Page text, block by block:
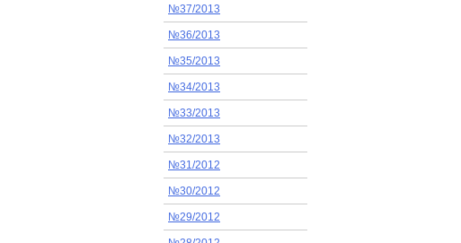
№37/2013
№36/2013
№35/2013
№34/2013
№33/2013
№32/2013
№31/2012
№30/2012
№29/2012